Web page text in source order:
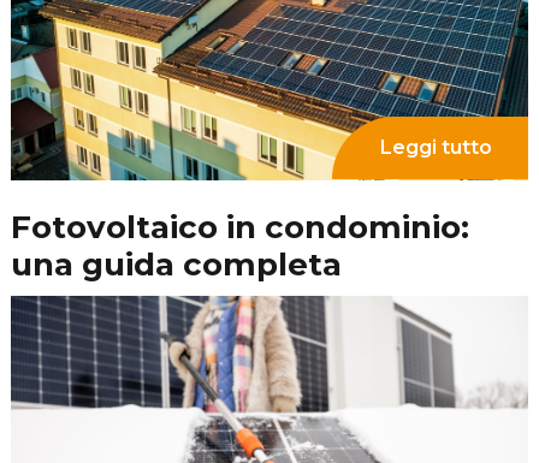
Incentivi fotovoltaico 2024: i
bonus attivi per l’installazione
di impianti fotovoltaici